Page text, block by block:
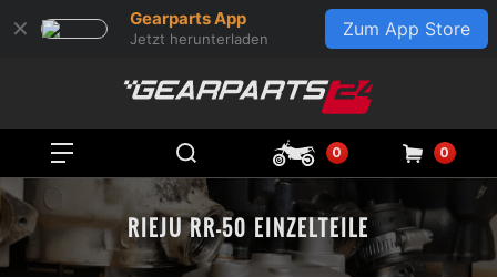
✕ Gearparts App
Jetzt herunterladen Zum App Store
0 0
RIEJU RR-50 EINZELTEILE